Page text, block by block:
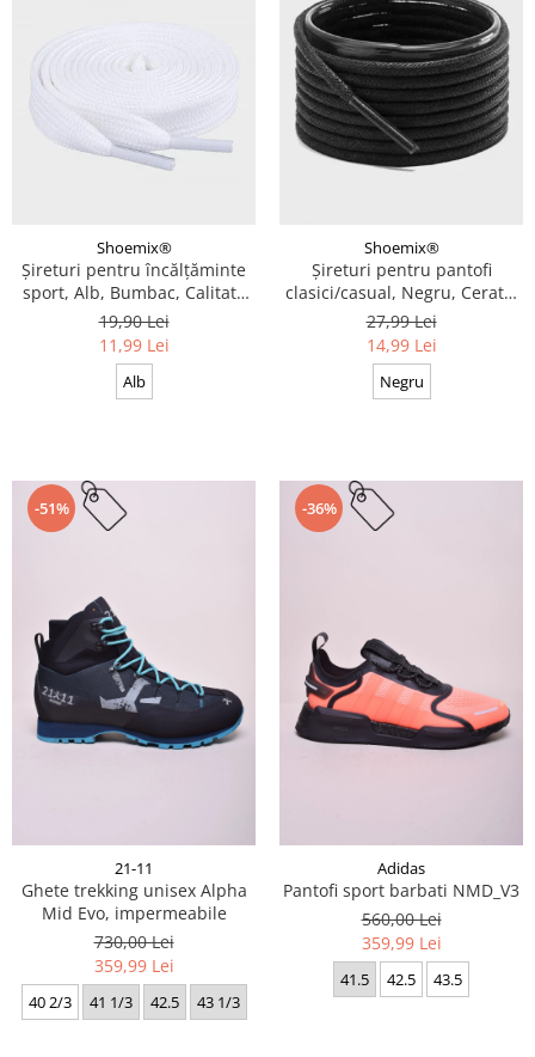
Shoemix®
Șireturi pentru încălțăminte
sport, Alb, Bumbac, Calitate
premium, 100 cm x 0.8 cm
19,90 Lei
11,99 Lei
Alb
Shoemix®
Șireturi pentru pantofi
clasici/casual, Negru, Cerate,
Calitate premium, 110 cm x
0.3 cm
27,99 Lei
14,99 Lei
Negru
-51%
21-11
Ghete trekking unisex Alpha
Mid Evo, impermeabile
730,00 Lei
359,99 Lei
40 2/3 41 1/3 42.5 43 1/3
-36%
Adidas
Pantofi sport barbati NMD_V3
560,00 Lei
359,99 Lei
41.5 42.5 43.5